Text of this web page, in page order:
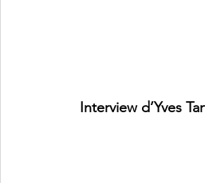
Interview d’Yves